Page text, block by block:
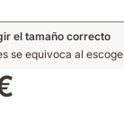
el tamaño correcto
se equivoca al